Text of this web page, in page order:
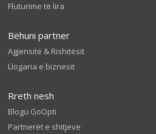
Fluturime të lira
Bëhuni partner
Agjensitë & Rishitësit
Llogaria e biznesit
Rreth nesh
Blogu GoOpti
Partnerët e shitjeve